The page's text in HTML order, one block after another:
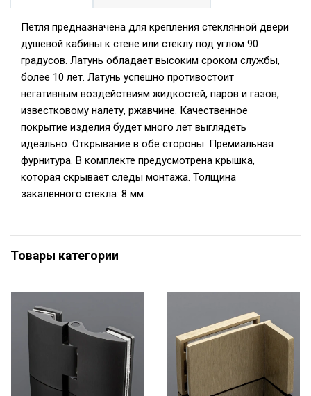
Петля предназначена для крепления стеклянной двери
душевой кабины к стене или стеклу под углом 90
градусов. Латунь обладает высоким сроком службы,
более 10 лет. Латунь успешно противостоит
негативным воздействиям жидкостей, паров и газов,
известковому налету, ржавчине. Качественное
покрытие изделия будет много лет выглядеть
идеально. Открывание в обе стороны. Премиальная
фурнитура. В комплекте предусмотрена крышка,
которая скрывает следы монтажа. Толщина
закаленного стекла: 8 мм.
Товары категории